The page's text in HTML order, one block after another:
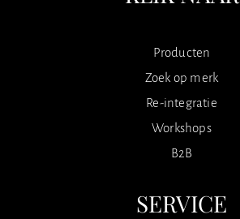
Producten
Zoek op merk
Re-integratie
Workshops
B2B
SERVICE